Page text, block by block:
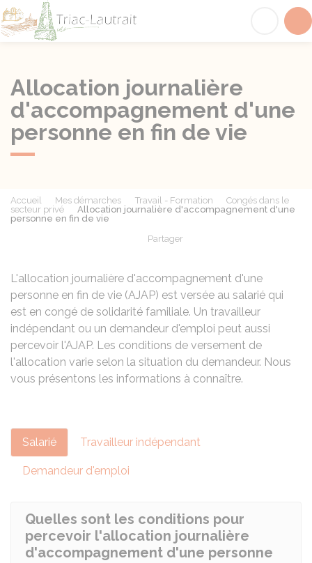
Allocation journalière
d'accompagnement d'une
personne en fin de vie
Accueil Mes démarches Travail - Formation
Congés dans le
secteur privé
Allocation journalière d'accompagnement d'une
personne en fin de vie
Partager
L'allocation journalière d'accompagnement d'une
personne en fin de vie (AJAP) est versée au salarié qui
est en congé de solidarité familiale. Un travailleur
indépendant ou un demandeur d'emploi peut aussi
percevoir l'AJAP. Les conditions de versement de
l'allocation varie selon la situation du demandeur. Nous
vous présentons les informations à connaître.
Salarié Travailleur indépendant
Demandeur d'emploi
Quelles sont les conditions pour
percevoir l'allocation journalière
d'accompagnement d'une personne